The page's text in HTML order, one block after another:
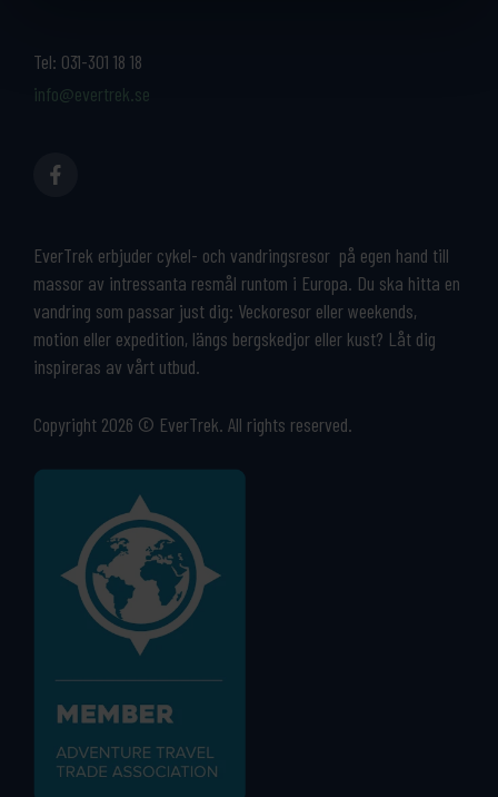
Tel: 031-301 18 18
info@evertrek.se
EverTrek erbjuder cykel- och vandringsresor på egen hand till
massor av intressanta resmål runtom i Europa. Du ska hitta en
vandring som passar just dig: Veckoresor eller weekends,
motion eller expedition, längs bergskedjor eller kust? Låt dig
inspireras av vårt utbud.
Copyright 2026 © EverTrek. All rights reserved.